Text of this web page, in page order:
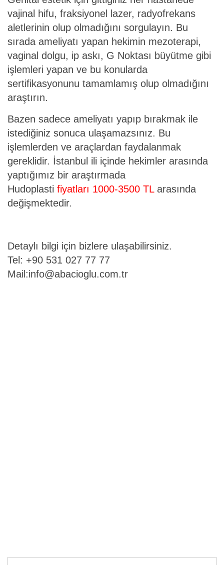
vajinal hifu, fraksiyonel lazer, radyofrekans
aletlerinin olup olmadığını sorgulayın. Bu
sırada ameliyatı yapan hekimin mezoterapi,
vaginal dolgu, ip askı, G Noktası büyütme gibi
işlemleri yapan ve bu konularda
sertifikasyonunu tamamlamış olup olmadığını
araştırın.
Bazen sadece ameliyatı yapıp bırakmak ile
istediğiniz sonuca ulaşamazsınız. Bu
işlemlerden ve araçlardan faydalanmak
gereklidir. İstanbul ili içinde hekimler arasında
yaptığımız bir araştırmada
Hudoplasti fiyatları 1000-3500 TLarasında
değişmektedir.
Detaylı bilgi için bizlere ulaşabilirsiniz.
Tel: +90 531 027 77 77
Mail:info@abacioglu.com.tr